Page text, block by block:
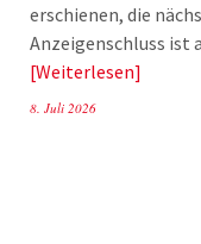
erschienen, die
Anzeigenschluss
Weiterlesen
8. Juli 2026